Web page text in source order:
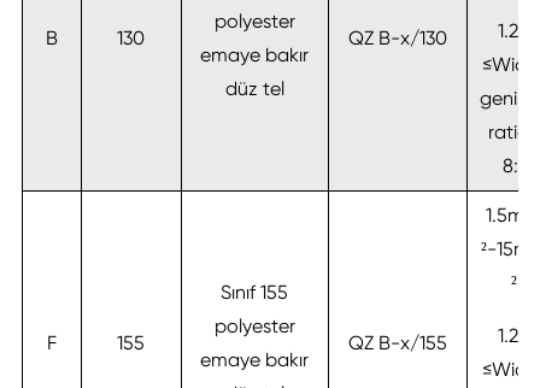
B 130
polyester
emaye bakır
düz tel
QZ B-x/130
1.2:1
ratio≤
8:1
F 155
Sınıf 155
polyester
emaye bakır
QZ B-x/155
²-
²
1.2:1